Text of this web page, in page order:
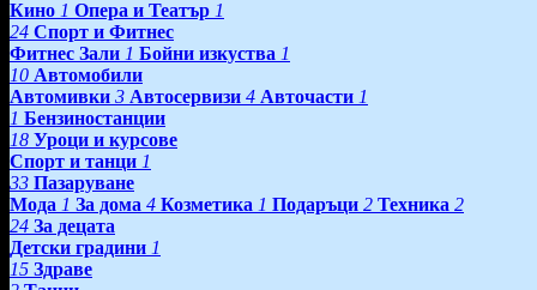
Кино 1 Опера и Театър 1
24 Спорт и Фитнес
Фитнес Зали 1 Бойни изкуства 1
10 Автомобили
Автомивки 3 Автосервизи 4 Авточасти 1
1 Бензиностанции
18 Уроци и курсове
Спорт и танци 1
33 Пазаруване
Мода 1 За дома 4 Козметика 1 Подаръци 2 Техника 2
24 За децата
Детски градини 1
15 Здраве